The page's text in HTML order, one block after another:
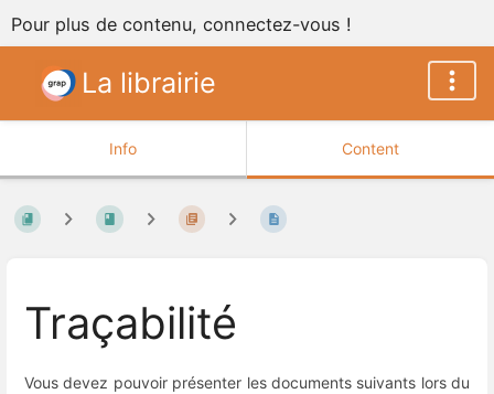
Pour plus de contenu, connectez-vous !
La librairie
Info Content
Traçabilité
Vous devez pouvoir présenter les documents suivants lors du